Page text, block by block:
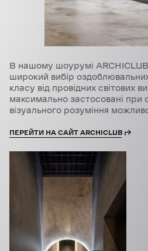
В нашому шоурумі
широкий вибір
класу від провідних світових
максимально застосовані при
візуального розуміння
ПЕРЕЙТИ НА САЙТ ARCHICLUB